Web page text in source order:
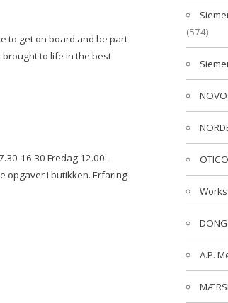
to get on board and be part
brought to life in the best
16.30 Fredag 12.00-
opgaver i butikken. Erfaring
(574)
DONG
A.P.